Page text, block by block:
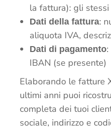
la fattura): gli
Dati della fattura:
aliquota IVA,
Dati di pagamento
IBAN (se presente)
Elaborando le fatture
ultimi anni puoi
completa dei tuoi
sociale, indirizzo e